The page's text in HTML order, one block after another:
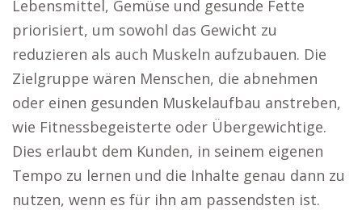
Lebensmittel, Gemüse und gesunde Fette
priorisiert, um sowohl das Gewicht zu
reduzieren als auch Muskeln aufzubauen. Die
Zielgruppe wären Menschen, die abnehmen
oder einen gesunden Muskelaufbau anstreben,
wie Fitnessbegeisterte oder Übergewichtige.
Dies erlaubt dem Kunden, in seinem eigenen
Tempo zu lernen und die Inhalte genau dann zu
nutzen, wenn es für ihn am passendsten ist.